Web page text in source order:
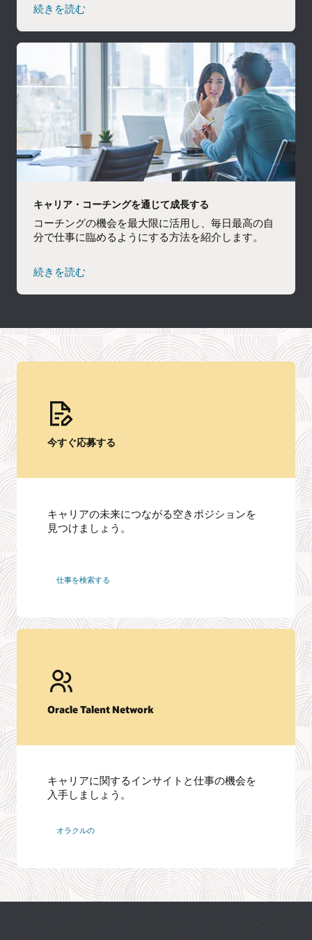
続きを読む
キャリア・コーチングを通じて成長する
コーチングの機会を最大限に活用し、毎日最高の自
分で仕事に臨めるようにする方法を紹介します。
続きを読む
今すぐ応募する
キャリアの未来につながる空きポジションを
見つけましょう。
仕事を検索する
の
Oracle Talent Network
キャリアに関するインサイトと仕事の機会を
入手しましょう。
オラクルの
ク
す